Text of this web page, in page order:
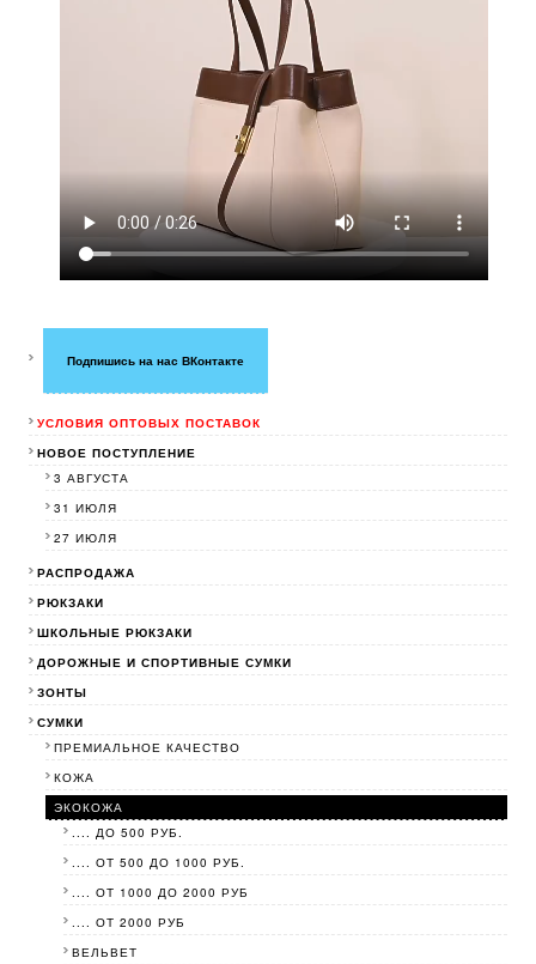
Подпишись на нас ВКонтакте
УСЛОВИЯ ОПТОВЫХ ПОСТАВОК
НОВОЕ ПОСТУПЛЕНИЕ
3 АВГУСТА
31 ИЮЛЯ
27 ИЮЛЯ
РАСПРОДАЖА
РЮКЗАКИ
ШКОЛЬНЫЕ РЮКЗАКИ
ДОРОЖНЫЕ И СПОРТИВНЫЕ СУМКИ
ЗОНТЫ
СУМКИ
ПРЕМИАЛЬНОЕ КАЧЕСТВО
КОЖА
ЭКОКОЖА
.... ДО 500 РУБ.
.... ОТ 500 ДО 1000 РУБ.
.... ОТ 1000 ДО 2000 РУБ
.... ОТ 2000 РУБ
ВЕЛЬВЕТ